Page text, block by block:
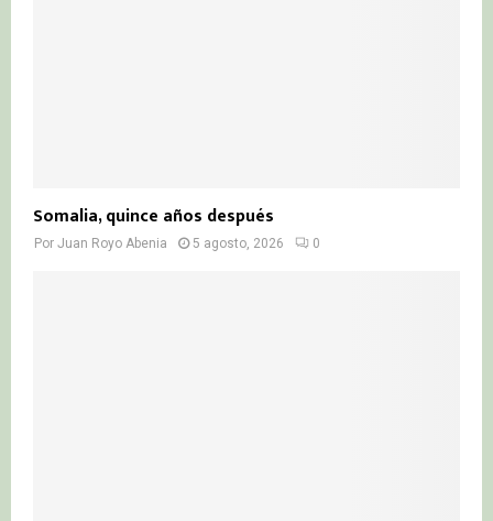
Somalia, quince años después
Por Juan Royo Abenia 5 agosto, 2026 0